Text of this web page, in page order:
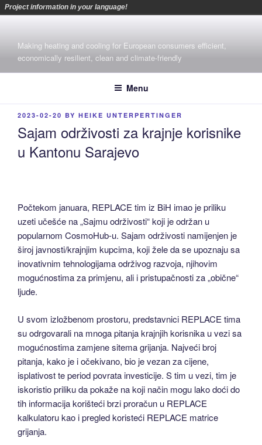
contentMaking heating and cooling for European consumers efficient,
economically resilient, clean and climate-friendly
Menu
POSTED
2023-02-20 BY HEIKE UNTERPERTINGER
Sajam održivosti za krajnje korisnike
u Kantonu Sarajevo
Počtekom januara, REPLACE tim iz BiH imao je priliku
uzeti učešće na „Sajmu održivosti“ koji je održan u
popularnom CosmoHub-u. Sajam održivosti namijenjen je
široj javnosti/krajnjim kupcima, koji žele da se upoznaju sa
inovativnim tehnologijama održivog razvoja, njihovim
mogućnostima za primjenu, ali i pristupačnosti za „obične“
ljude.
U svom izložbenom prostoru, predstavnici REPLACE tima
su odrgovarali na mnoga pitanja krajnjih korisnika u vezi sa
mogućnostima zamjene sitema grijanja. Najveći broj
pitanja, kako je i očekivano, bio je vezan za cijene,
isplativost te period povrata investicije. S tim u vezi, tim je
iskoristio priliku da pokaže na koji način mogu lako doći do
tih informacija korišteći brzi proračun u REPLACE
kalkulatoru kao i pregled koristeći REPLACE matrice
grijanja.
Project information in your language!